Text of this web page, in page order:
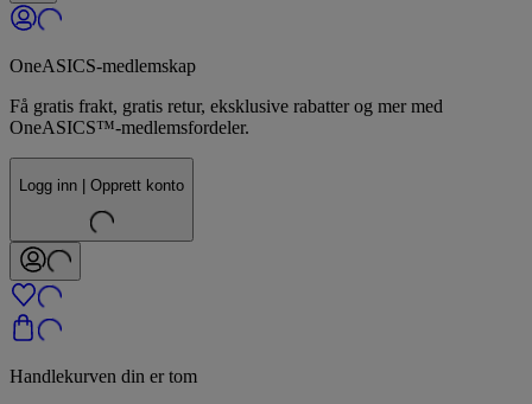
OneASICS-medlemskap
Få gratis frakt, gratis retur, eksklusive rabatter og mer med
OneASICS™-medlemsfordeler.
Logg inn | Opprett konto
Handlekurven din er tom